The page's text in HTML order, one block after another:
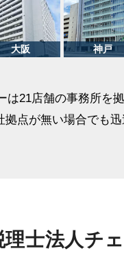
は21店舗の事務所を
拠点が無い場合でも
理士法人チ